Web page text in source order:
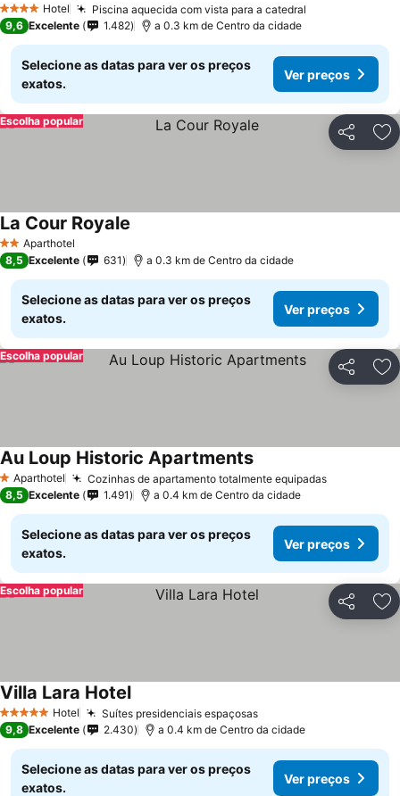
4 EstrelasHotel Piscina aquecida com vista para a catedral
9,6 Excelente 1.482 a 0.3 km de Centro da cidade
Selecione as datas para ver os preços
exatos.
Ver preços
Partilhar
Escolha popular
2 EstrelasAparthotel
La Cour Royale
8,5 Excelente 631 a 0.3 km de Centro da cidade
Selecione as datas para ver os preços
exatos.
Ver preços
Partilhar
Escolha popular
1 Estrelas
Aparthotel Cozinhas de apartamento totalmente equipadasVer preços
Au Loup Historic ApartmentsVer preços
8,5 Excelente 1.491 a 0.4 km de Centro da cidade
Selecione as datas para ver os preços
exatos.
Ver preços
Partilhar
Escolha popular
5 Estrelas Hotel Suítes presidenciais espaçosasVer preços
Villa Lara HotelVer preços
9,8 Excelente 2.430 a 0.4 km de Centro da cidade
Selecione as datas para ver os preços
exatos.
Ver preços